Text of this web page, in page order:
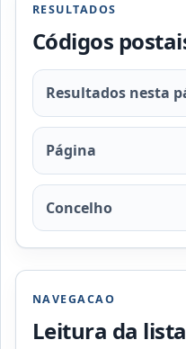
RESULTADOS
Códigos
Resultados nesta
Página
Concelho
NAVEGACAO
Leitura da